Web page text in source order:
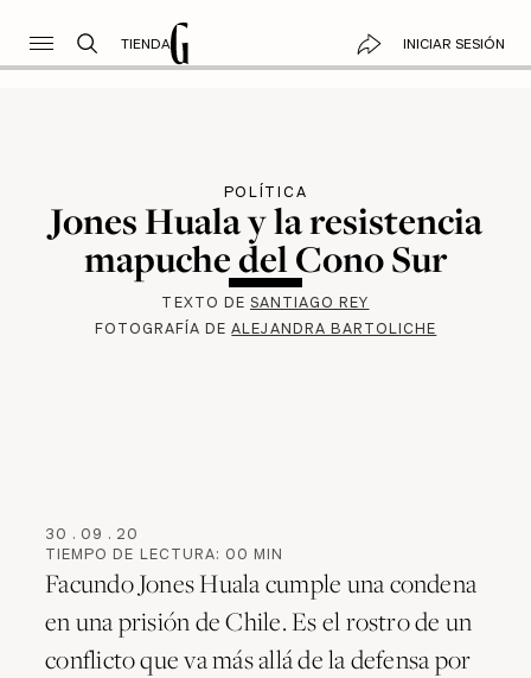
TIENDA INICIAR SESIÓN
POLÍTICA
Jones Huala y la resistencia
mapuche del Cono Sur
TEXTO DE SANTIAGO REY
FOTOGRAFÍA DEALEJANDRA BARTOLICHE
30 . 09 . 20
TIEMPO DE LECTURA: 00 MIN
Facundo Jones Huala cumple una condena
en una prisión de Chile. Es el rostro de un
conflicto que va más allá de la defensa por